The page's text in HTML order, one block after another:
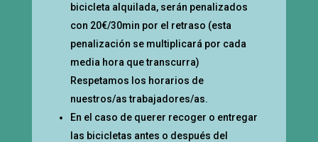
bicicleta alquilada, serán penalizados
con 20€/30min por el retraso (esta
penalización se multiplicará por cada
media hora que transcurra)
Respetamos los horarios de
nuestros/as trabajadores/as.
En el caso de querer recoger o entregar
las bicicletas antes o después del